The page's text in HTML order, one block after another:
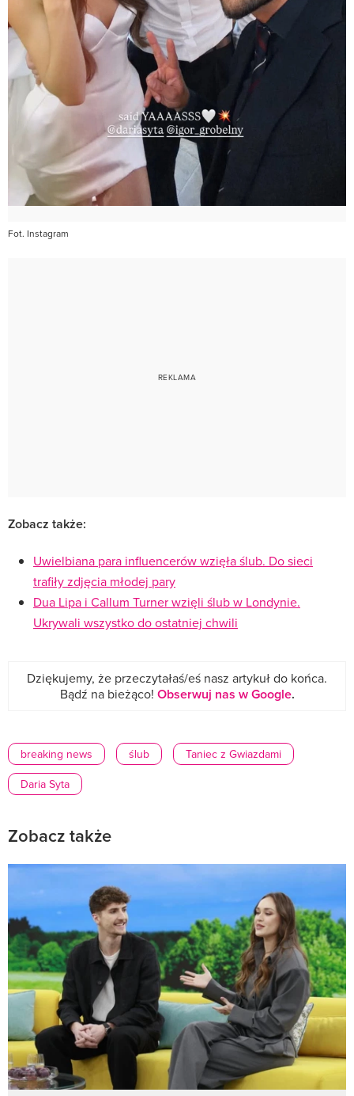
Fot. Instagram
Zobacz także:
Uwielbiana para influencerów wzięła ślub. Do sieci
trafiły zdjęcia młodej pary
Dua Lipa i Callum Turner wzięli ślub w Londynie.
Ukrywali wszystko do ostatniej chwili
Dziękujemy, że przeczytałaś/eś nasz artykuł do końca.
Bądź na bieżąco! Obserwuj nas w Google.
breaking news ślub
Taniec z Gwiazdami
Daria Syta
Zobacz także